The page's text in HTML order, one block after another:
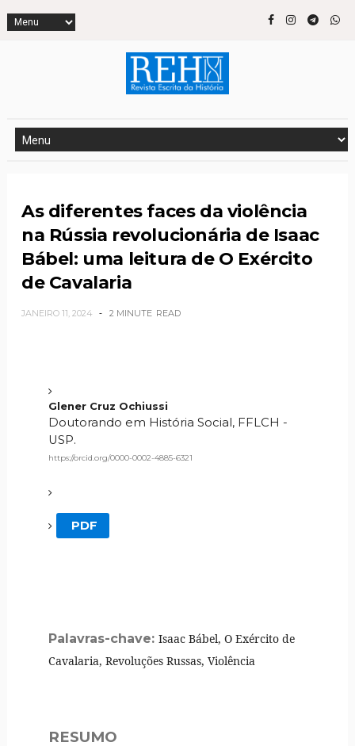
As diferentes faces da violência
na Rússia revolucionária de Isaac
Bábel: uma leitura de O Exército
de Cavalaria
JANEIRO 11, 2024 2 MINUTE READ
Glener Cruz Ochiussi
Doutorando em História Social, FFLCH -
USP.
https://orcid.org/0000-0002-4885-6321
PDF
Palavras-chave:Isaac Bábel, O Exército de
Cavalaria, Revoluções Russas, Violência
RESUMO